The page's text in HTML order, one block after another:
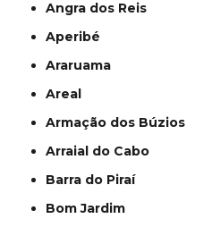
Angra dos Reis
Aperibé
Araruama
Areal
Armação dos Búzios
Arraial do Cabo
Barra do Piraí
Bom Jardim